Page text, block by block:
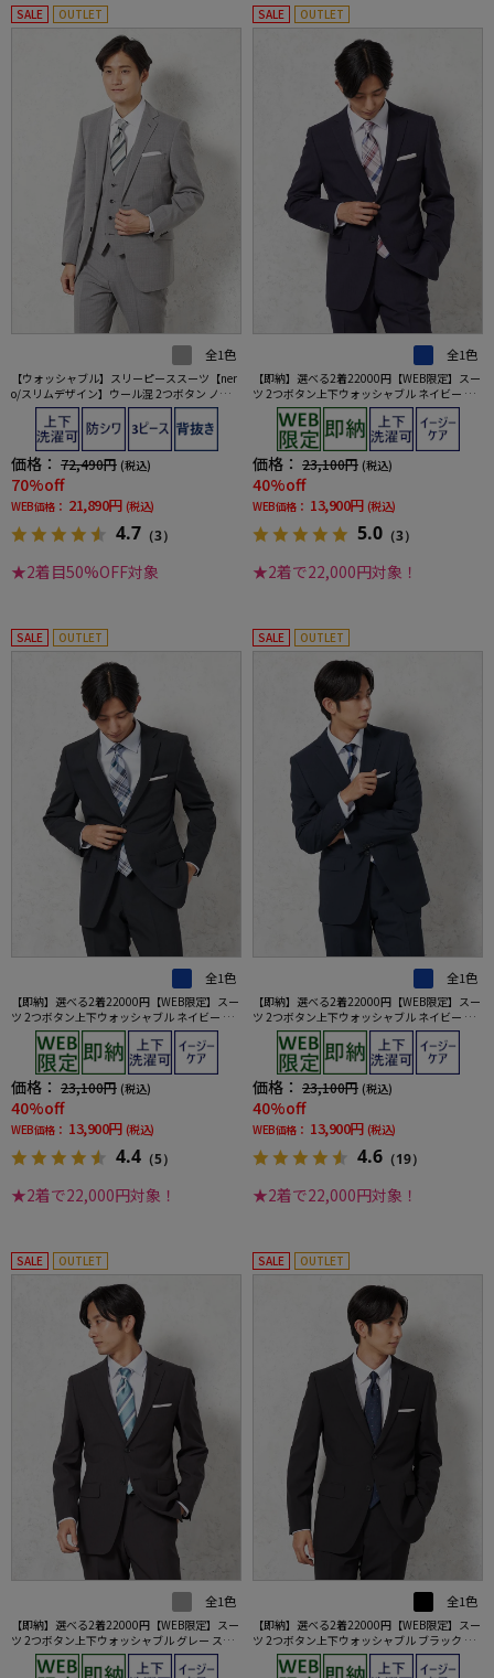
SALE OUTLET
全1色
【ウォッシャブル】スリーピーススーツ【ner
o/スリムデザイン】ウール混 2つボタン ノータ
ック ストライプ
価格： 72,490円 (税込)
70%off
WEB価格： 21,890円 (税込)
4.7 （3）
★2着目50%OFF対象
SALE OUTLET
全1色
【即納】選べる2着22000円【WEB限定】スー
ツ 2つボタン上下ウォッシャブル ネイビー チ
ェック
価格： 23,100円 (税込)
40%off
WEB価格： 13,900円 (税込)
5.0 （3）
★2着で22,000円対象！
SALE OUTLET
全1色
【即納】選べる2着22000円【WEB限定】スー
ツ 2つボタン上下ウォッシャブル ネイビー シ
ャドウストライプ
価格： 23,100円 (税込)
40%off
WEB価格： 13,900円 (税込)
4.4 （5）
★2着で22,000円対象！
SALE OUTLET
全1色
【即納】選べる2着22000円【WEB限定】スー
ツ 2つボタン上下ウォッシャブル ネイビー ス
トライプ
価格： 23,100円 (税込)
40%off
WEB価格： 13,900円 (税込)
4.6 （19）
★2着で22,000円対象！
SALE OUTLET
全1色
【即納】選べる2着22000円【WEB限定】スー
ツ 2つボタン上下ウォッシャブル グレー スト
ライプ
SALE OUTLET
全1色
【即納】選べる2着22000円【WEB限定】スー
ツ 2つボタン上下ウォッシャブル ブラック ス
トライプ